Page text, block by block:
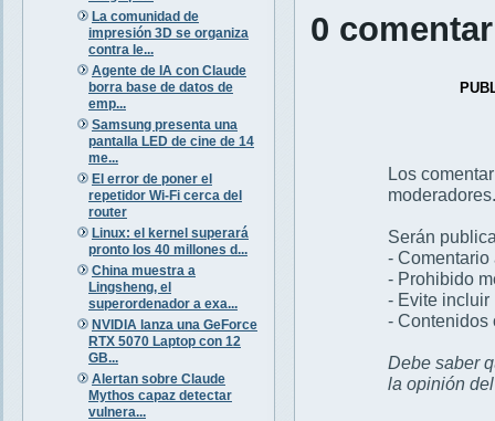
La comunidad de
impresión 3D se organiza
contra le...
Agente de IA con Claude
borra base de datos de
emp...
Samsung presenta una
pantalla LED de cine de 14
me...
El error de poner el
repetidor Wi-Fi cerca del
router
Linux: el kernel superará
pronto los 40 millones d...
China muestra a
Lingsheng, el
superordenador a exa...
NVIDIA lanza una GeForce
RTX 5070 Laptop con 12
GB...
Alertan sobre Claude
Mythos capaz detectar
vulnera...
0
Los
moderadores.
Serán
- Comentario
- Prohibido
- Evite incluir
- Contenidos
Debe saber
la opinión